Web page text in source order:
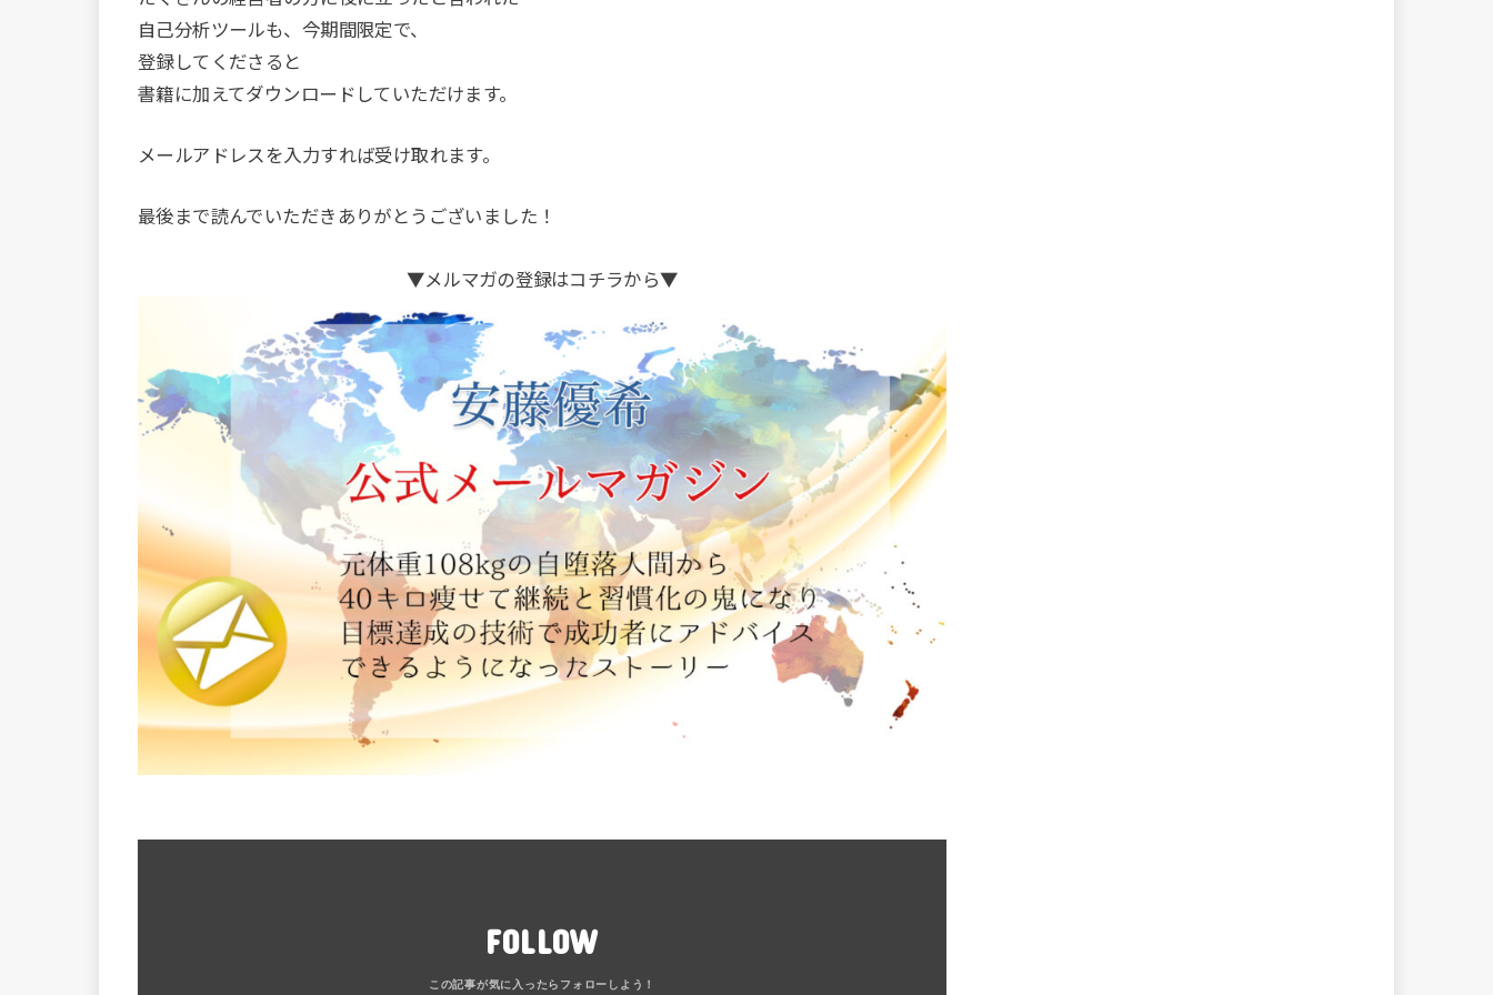
自己分析ツールも、今期間限定で、
登録してくださると
書籍に加えてダウンロードしていただけます。
メールアドレスを入力すれば受け取れます。
最後まで読んでいただきありがとうございました！
▼メルマガの登録はコチラから▼
FOLLOW